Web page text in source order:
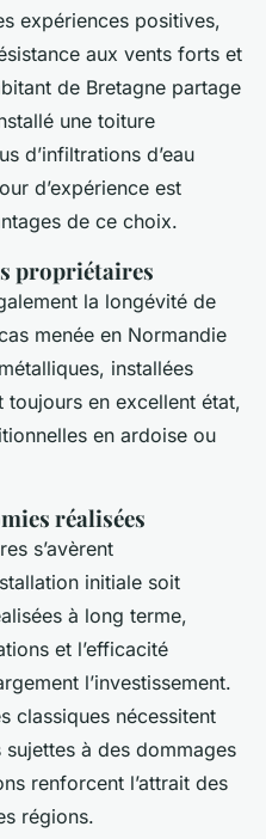
expériences positives,
aux vents forts et
de Bretagne partage
une toiture
d’infiltrations d’eau
d’expérience est
de ce choix.
propriétaires
la longévité de
menée en Normandie
installées
en excellent état,
en ardoise ou
réalisées
s’avèrent
initiale soit
à long terme,
et l’efficacité
l’investissement.
classiques nécessitent
sujettes à des dommages
renforcent l’attrait des
régions.